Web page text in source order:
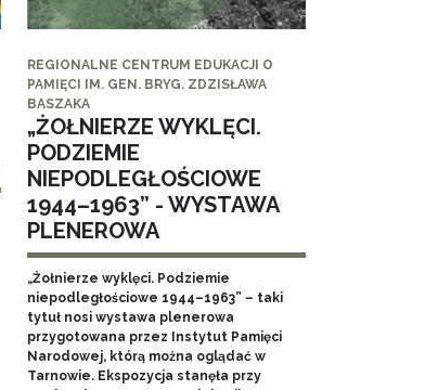
REGIONALNE CENTRUM EDUKACJI O
PAMIĘCI IM. GEN. BRYG. ZDZISŁAWA
BASZAKA
„ŻOŁNIERZE WYKLĘCI.
PODZIEMIE
NIEPODLEGŁOŚCIOWE
1944–1963” - WYSTAWA
PLENEROWA
„Żołnierze wyklęci. Podziemie
niepodległościowe 1944–1963” – taki
tytuł nosi wystawa plenerowa
przygotowana przez Instytut Pamięci
Narodowej, którą można oglądać w
Tarnowie. Ekspozycja stanęła przy